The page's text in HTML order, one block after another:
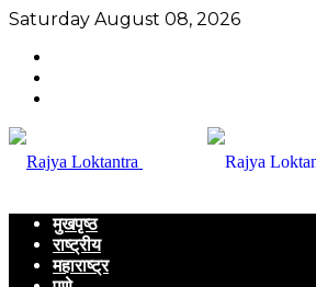
Saturday August 08, 2026
मुखपृष्ठ
राष्ट्रीय
महाराष्ट्र